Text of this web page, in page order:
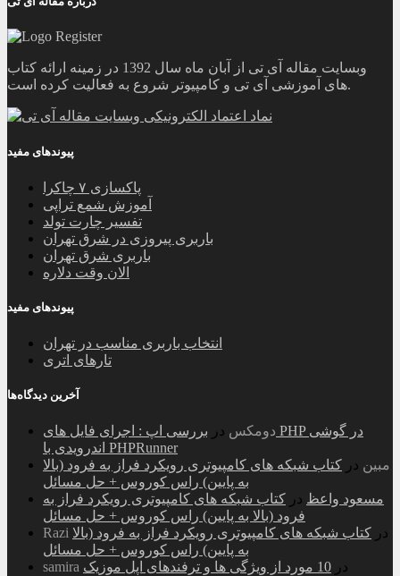
وبسایت مقاله آی تی از آبان ماه سال 1392 در زمینه ارائه کتاب
های آموزشی آی تی و کامپیوتر شروع به فعالیت کرده است.
پیوندهای مفید
پاکسازی ۷ چاکرا
آموزش شمع تراپی
تفسیر چارت تولد
باربری پیروزی در شرق تهران
باربری شرق تهران
الان وقت دلاره
پیوندهای مفید
انتخاب باربری مناسب در تهران
تارهای اتری
آخرین دیدگاه‌ها
دومکس در بررسی اپ : اجرای فایل های PHP در گوشی
اندرویدی با PHPRunner
مبین در کتاب شبکه های کامپیوتری رویکرد فراز به فرود (بالا
به پایین) راس کوروس + حل مسائل
مسعود واعظ در کتاب شبکه های کامپیوتری رویکرد فراز به
فرود (بالا به پایین) راس کوروس + حل مسائل
Razi
در کتاب شبکه های کامپیوتری رویکرد فراز به فرود (بالا
به پایین) راس کوروس + حل مسائل
samira
در 10 مورد از ویژگی ها و ترفندهای اپل موزیک